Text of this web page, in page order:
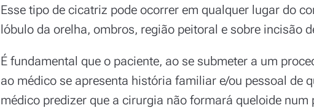
Esse tipo de cicatriz pode ocorrer em qualquer lugar do
lóbulo da orelha, ombros, região peitoral e sobre incisão
É fundamental que o paciente, ao se submeter a um
ao médico se apresenta história familiar e/ou pessoal de
médico predizer que a cirurgia não formará queloide